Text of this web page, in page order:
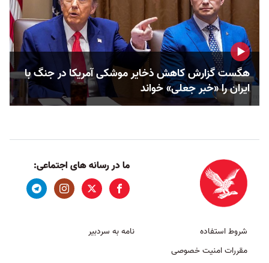
هگست گزارش کاهش ذخایر موشکی آمریکا در جنگ با
ایران را «خبر جعلی» خواند
ما در رسانه های اجتماعی:
شروط استفاده
مقررات امنیت خصوصی
نامه به سردبیر